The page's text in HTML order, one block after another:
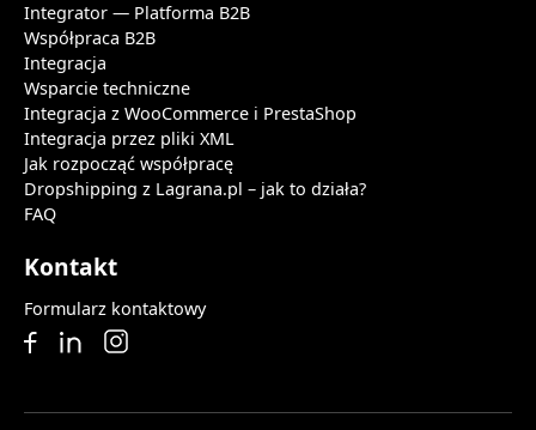
Integrator — Platforma B2B
Współpraca B2B
Integracja
Wsparcie techniczne
Integracja z WooCommerce i PrestaShop
Integracja przez pliki XML
Jak rozpocząć współpracę
Dropshipping z Lagrana.pl – jak to działa?
FAQ
Kontakt
Formularz kontaktowy